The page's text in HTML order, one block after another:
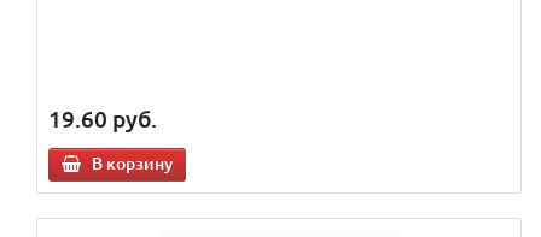
19.60 руб.
В корзину